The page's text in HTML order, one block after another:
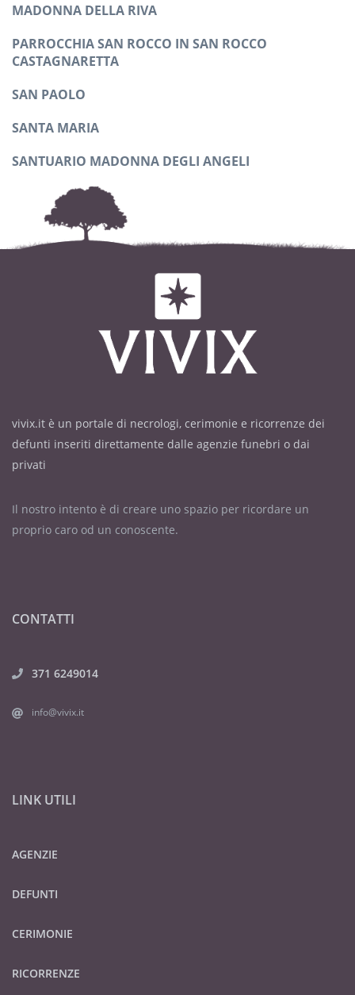
MADONNA DELLA RIVA
PARROCCHIA SAN ROCCO IN SAN ROCCO
CASTAGNARETTA
SAN PAOLO
SANTA MARIA
SANTUARIO MADONNA DEGLI ANGELI
vivix.it è un portale di necrologi, cerimonie e ricorrenze dei
defunti inseriti direttamente dalle agenzie funebri o dai
privati
Il nostro intento è di creare uno spazio per ricordare un
proprio caro od un conoscente.
CONTATTI
371 6249014
info@vivix.it
LINK UTILI
AGENZIE
DEFUNTI
CERIMONIE
RICORRENZE